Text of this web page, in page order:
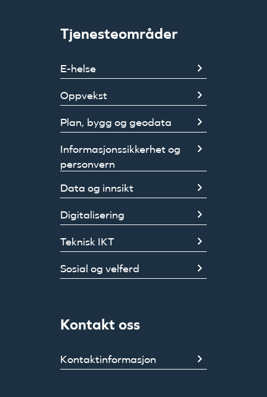
Tjenesteområder
E-helse
Oppvekst
Plan, bygg og geodata
Informasjonssikkerhet og
personvern
Data og innsikt
Digitalisering
Teknisk IKT
Sosial og velferd
Kontakt oss
Kontaktinformasjon